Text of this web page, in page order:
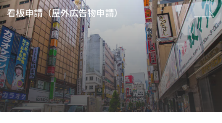
看板申請（屋外広告物申請）